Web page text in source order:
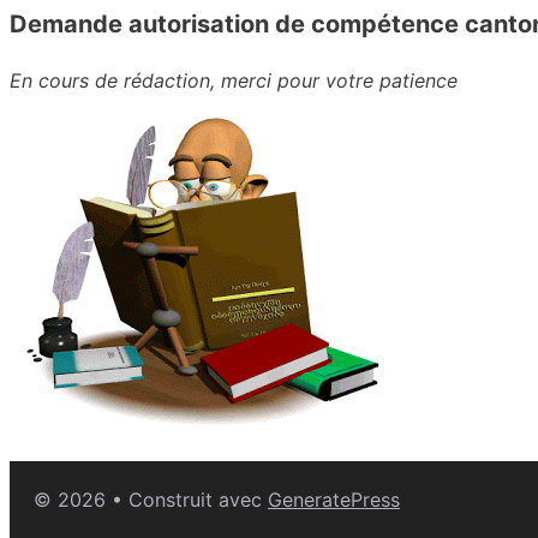
Demande autorisation de compétence
En cours de rédaction, merci pour votre patience
© 2026 • Construit avec GeneratePress